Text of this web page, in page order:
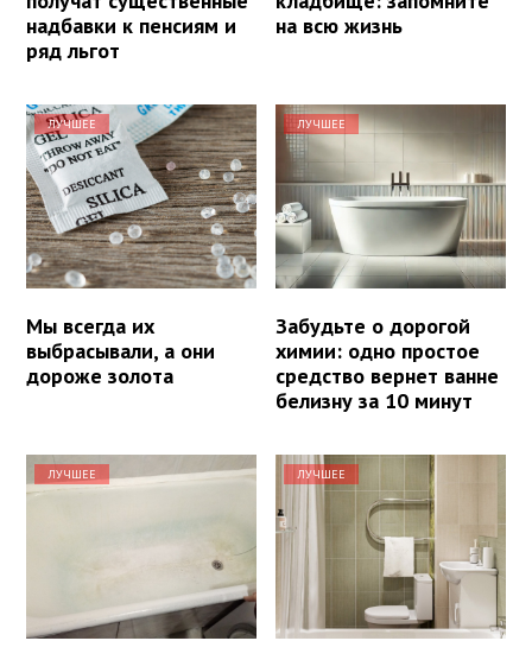
надбавки к пенсиям и
ряд льгот
на всю жизнь
ЛУЧШЕЕ
Мы всегда их
выбрасывали, а они
дороже золота
ЛУЧШЕЕ
Забудьте о дорогой
химии: одно простое
средство вернет ванне
белизну за 10 минут
ЛУЧШЕЕ ЛУЧШЕЕ